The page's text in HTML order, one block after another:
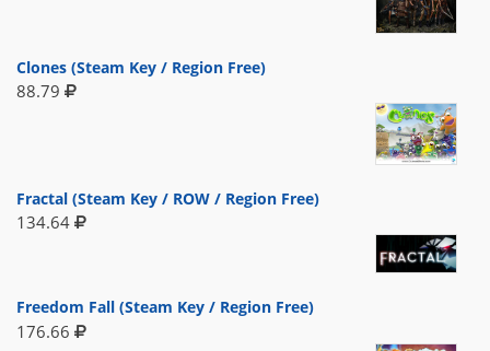
Clones (Steam Key / Region Free)
88.79
Fractal (Steam Key / ROW / Region Free)
134.64
Freedom Fall (Steam Key / Region Free)
176.66